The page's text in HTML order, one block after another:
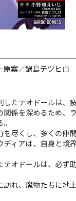
案／鍋島テツヒロ
したテオドールは、
関係を深めるため、
を尽くし、多くの仲
ディアは、自身と境
テオドールは、必ず
訪れ、魔物たちに地